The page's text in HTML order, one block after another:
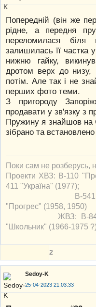
Попередній (він же
рідне, а передня
переломилася біля
залишилась її частка
нижню гайку,
дротом верх до низу,
потім. Але так і не
перших фото теми.
З пригороду
продавати у зв'язку з
Пружину я знайшов на
зібрано та
Поки сам не розберусь,
Проекти ХВЗ: В-110
411 "Україна" (1977);
В-541 "Спорт"
"Прогрес" (1958, 1950)
ЖВЗ: В-849
"Школьник" (1966-1975
2
Sedoy-K
25-04-2023 21:03:33